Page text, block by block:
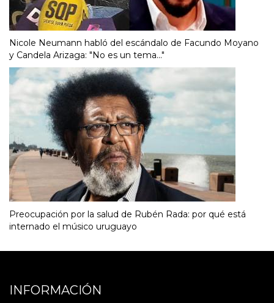
Nicole Neumann habló del escándalo de Facundo Moyano
y Candela Arizaga: "No es un tema..."
Preocupación por la salud de Rubén Rada: por qué está
internado el músico uruguayo
INFORMACIÓN